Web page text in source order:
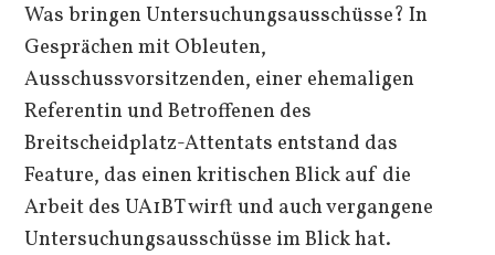
Was bringen Untersuchungsausschüsse? In
Gesprächen mit Obleuten,
Ausschussvorsitzenden, einer ehemaligen
Referentin und Betroffenen des
Breitscheidplatz-Attentats entstand das
Feature, das einen kritischen Blick auf die
Arbeit des UA1BT wirft und auch vergangene
Untersuchungsausschüsse im Blick hat.